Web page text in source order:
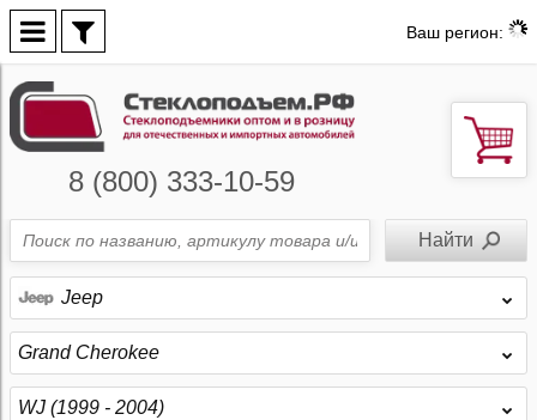
Ваш регион:
8 (800) 333-10-59
Jeep
Grand Cherokee
WJ (1999 - 2004)